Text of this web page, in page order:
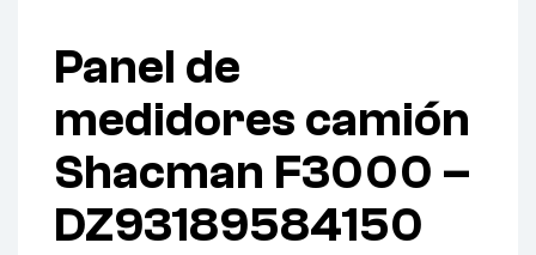
Panel de
medidores camión
Shacman F3000 –
DZ93189584150